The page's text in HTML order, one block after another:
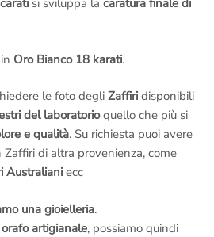
si sviluppa la caratura finale di
Oro Bianco 18 karati.
le foto degli Zaffiri disponibili
del laboratorioquello che più si
e qualità. Su richiesta puoi avere
di altra provenienza, come
Australiani ecc
una gioielleria.
artigianale, possiamo quindi